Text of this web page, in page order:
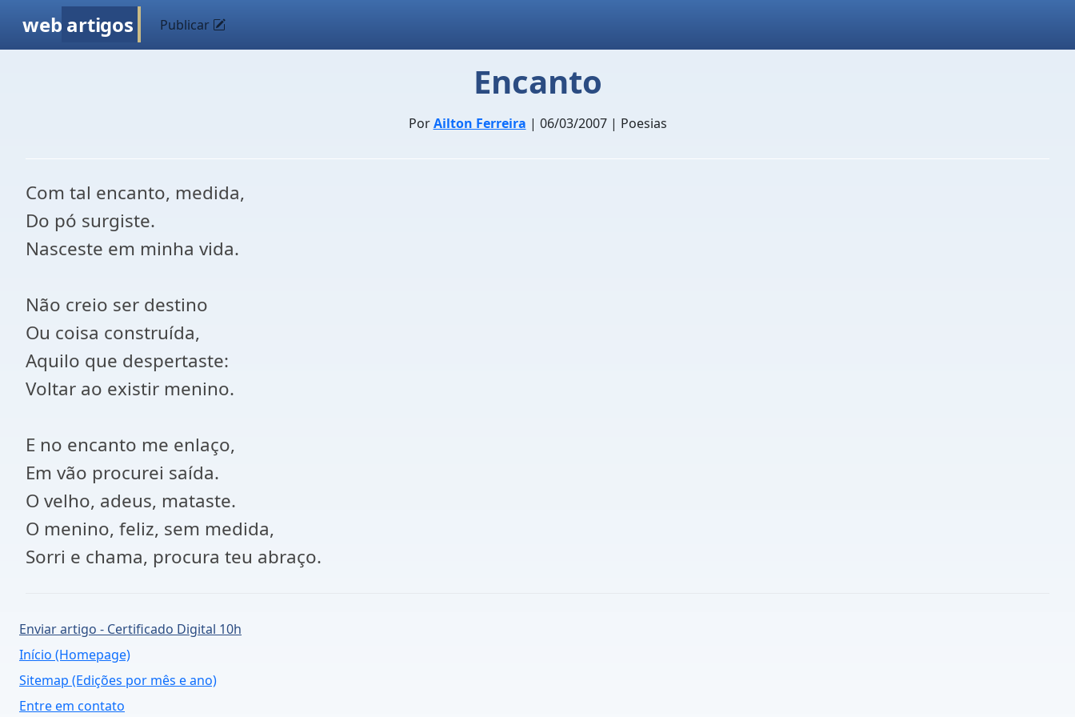
web artigos Publicar
Encanto
PorAilton Ferreira | 06/03/2007 | Poesias
Com tal encanto, medida,
Do pó surgiste.
Nasceste em minha vida.
Não creio ser destino
Ou coisa construída,
Aquilo que despertaste:
Voltar ao existir menino.
E no encanto me enlaço,
Em vão procurei saída.
O velho, adeus, mataste.
O menino, feliz, sem medida,
Sorri e chama, procura teu abraço.
Enviar artigo - Certificado Digital 10h
Início (Homepage)
Sitemap (Edições por mês e ano)
Entre em contato